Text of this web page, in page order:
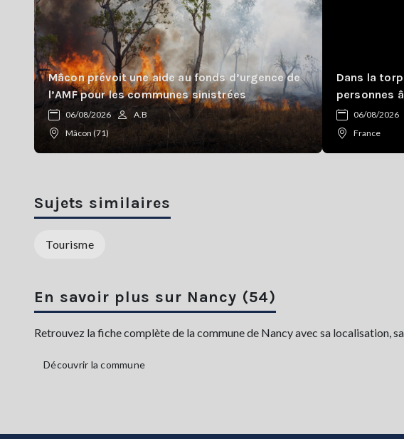
Mâcon prévoit une aide au fonds d’urgence de
l’AMF pour les communes sinistrées
06/08/2026
A.B
Mâcon (71)
Dans la
personnes
06/08/2026
France
Sujets similaires
Tourisme
En savoir plus sur Nancy (54)
Retrouvez la fiche complète de la commune de Nancy avec sa localisation,
Découvrir la commune